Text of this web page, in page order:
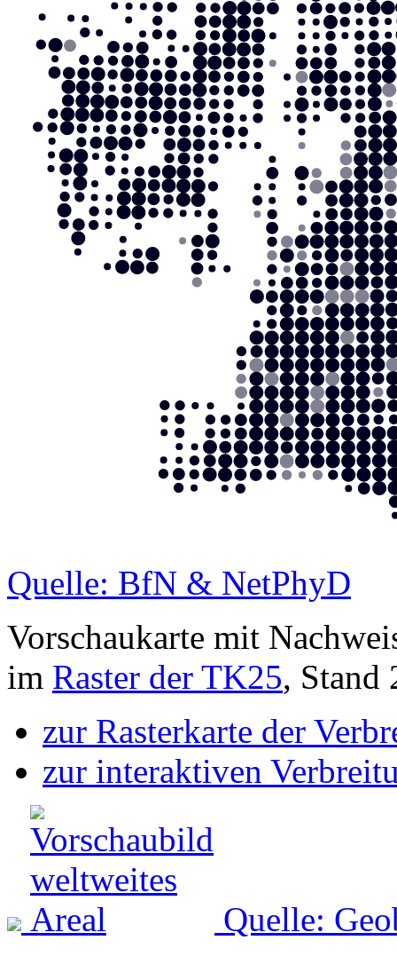
Quelle: BfN & NetPhyD
Vorschaukarte mit
im Raster der TK25, Stand
zur Rasterkarte der
zur interaktiven
Quelle: